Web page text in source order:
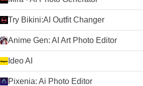
Try Bikini:AI Outfit Changer
Anime Gen: AI Art Photo Editor
Ideo AI
Pixenia: Ai Photo Editor